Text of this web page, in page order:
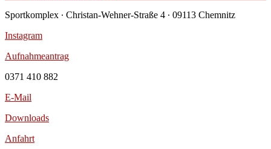
Sportkomplex ∙ Christan-Wehner-Straße 4 ∙ 09113 Chemnitz
Instagram
Aufnahmeantrag
0371 410 882
E-Mail
Downloads
Anfahrt